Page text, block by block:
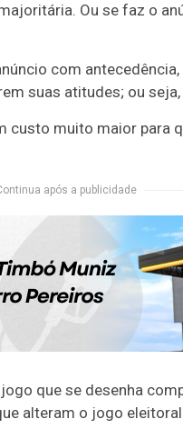
Ou se faz o
com
suas atitudes; ou seja,
custo muito maior para
após a publicidade
que se desenha
alteram o jogo